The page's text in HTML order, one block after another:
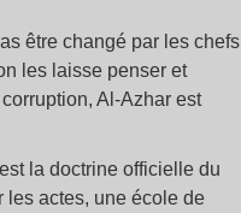
être changé par les chefs
les laisse penser et
Al-Azhar est
la doctrine officielle du
les actes, une école de